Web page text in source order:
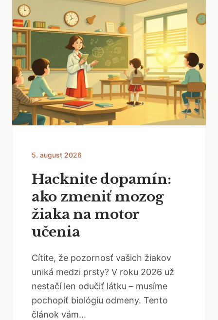
5. august 2026
Hacknite dopamín:
ako zmeniť mozog
žiaka na motor
učenia
Cítite, že pozornosť vašich žiakov
uniká medzi prsty? V roku 2026 už
nestačí len odučiť látku – musíme
pochopiť biológiu odmeny. Tento
článok vám...